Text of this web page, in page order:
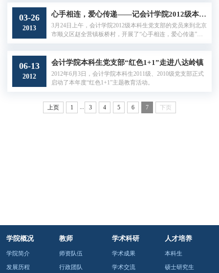
03-26
2013
心手相连，爱心传递——记会计学院2012级本科生党支部学生党员太阳村之行
3月24日上午，会计学院2012级本科生党支部的党员来到北京
市顺义区赵全营镇板桥村，开展了“心手相连，爱心传递”系
06-13
2012
会计学院本科生党支部“红色1+1”走进八达岭镇
2012年6月3日，会计学院本科生2011级、2010级党支部正式
启动了本年度“红色1+1”主题教育活动。
上页 1 ... 3 4 5 6 7 下页
学院概况
学院简介
发展历程
教师
师资队伍
行政团队
学术科研
学术成果
学术交流
人才培养
本科生
硕士研究生